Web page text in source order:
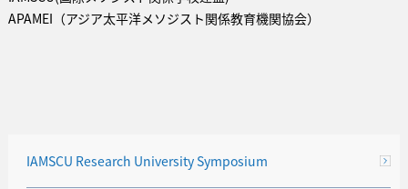
APAMEI（アジア太平洋メソジスト関係教育機関協会）
IAMSCU Research University Symposium